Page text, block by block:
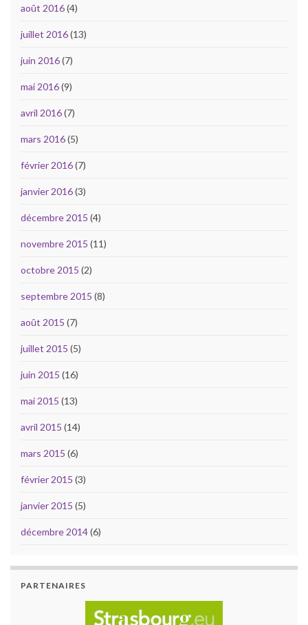
août 2016(4)
juillet 2016(13)
juin 2016(7)
mai 2016(9)
avril 2016(7)
mars 2016(5)
février 2016(7)
janvier 2016(3)
décembre 2015 (4)
novembre 2015 (11)
octobre 2015 (2)
septembre 2015 (8)
août 2015 (7)
juillet 2015 (5)
juin 2015 (16)
mai 2015 (13)
avril 2015 (14)
mars 2015 (6)
février 2015 (3)
janvier 2015 (5)
décembre 2014(6)
PARTENAIRES